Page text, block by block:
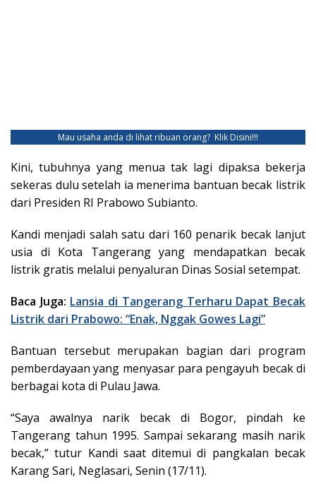
Mau usaha anda di lihat ribuan orang? Klik Disini!!!
Kini, tubuhnya yang menua tak lagi dipaksa bekerja
sekeras dulu setelah ia menerima bantuan becak listrik
dari Presiden RI Prabowo Subianto.
Kandi menjadi salah satu dari 160 penarik becak lanjut
usia di Kota Tangerang yang mendapatkan becak
listrik gratis melalui penyaluran Dinas Sosial setempat.
Baca Juga: Lansia di Tangerang Terharu Dapat Becak
Listrik dari Prabowo: “Enak, Nggak Gowes Lagi”
Bantuan tersebut merupakan bagian dari program
pemberdayaan yang menyasar para pengayuh becak di
berbagai kota di Pulau Jawa.
“Saya awalnya narik becak di Bogor, pindah ke
Tangerang tahun 1995. Sampai sekarang masih narik
becak,” tutur Kandi saat ditemui di pangkalan becak
Karang Sari, Neglasari, Senin (17/11).